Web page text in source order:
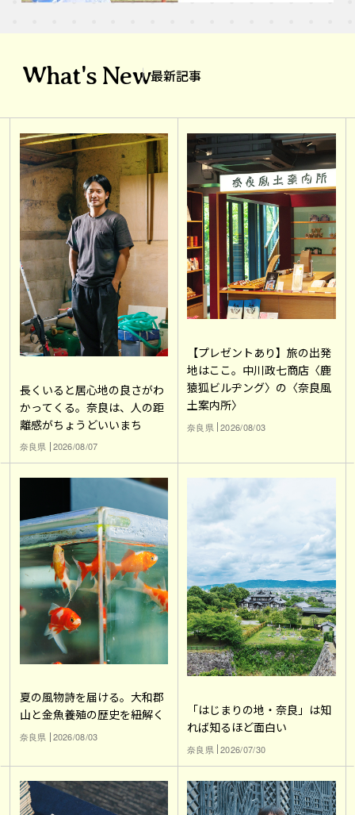
What's New最新記事
長くいると居心地の良さがわ
かってくる。奈良は、人の距
離感がちょうどいいまち
奈良県 2026/08/07
【プレゼントあり】旅の出発
地はここ。中川政七商店〈鹿
猿狐ビルヂング〉の〈奈良風
土案内所〉
奈良県 2026/08/03
夏の風物詩を届ける。大和郡
山と金魚養殖の歴史を紐解く
奈良県 2026/08/03
「はじまりの地・奈良」は知
れば知るほど面白い
奈良県 2026/07/30